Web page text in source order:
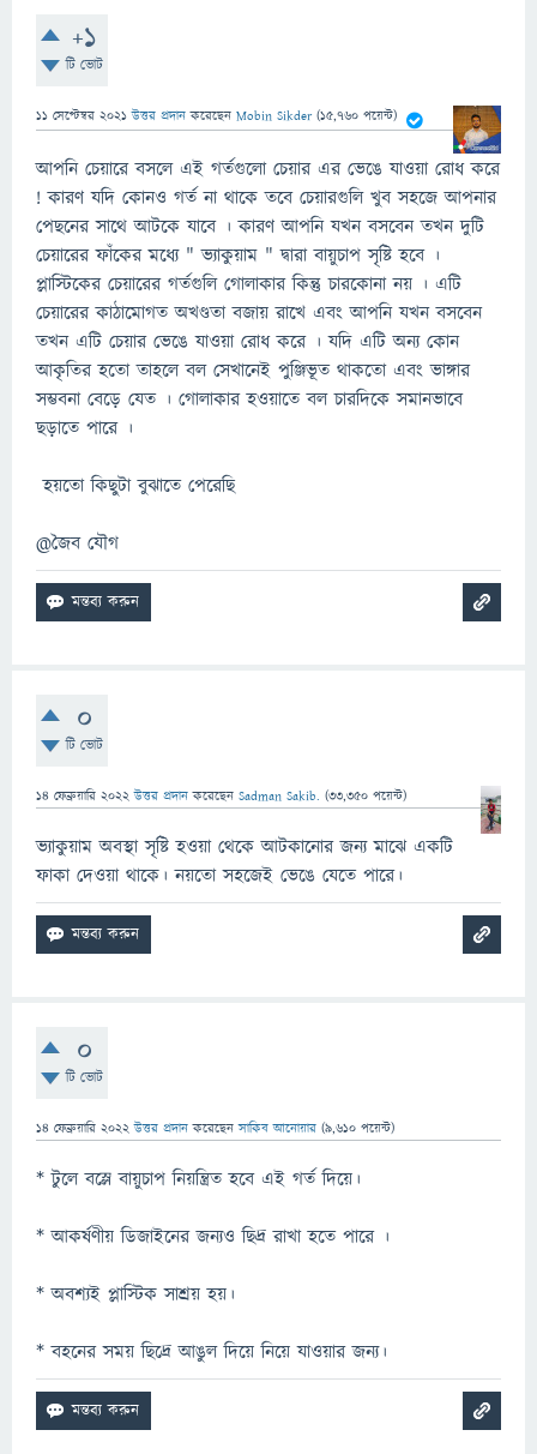
+1
টি ভোট
11 সেপ্টেম্বর 2021 উত্তর প্রদান করেছেন Mobin Sikder (15,760 পয়েন্ট)
আপনি চেয়ারে বসলে এই গর্তগুলাে চেয়ার এর ভেঙে যাওয়া রােধ করে
! কারণ যদি কোনও গর্ত না থাকে তবে চেয়ারগুলি খুব সহজে আপনার
পেছনের সাথে আটকে যাবে । কারণ আপনি যখন বসবেন তখন দুটি
চেয়ারের ফাঁকের মধ্যে " ভ্যাকুয়াম " দ্বারা বায়ুচাপ সৃষ্টি হবে ।
প্লাস্টিকের চেয়ারের গর্তগুলি গােলাকার কিন্তু চারকোনা নয় । এটি
চেয়ারের কাঠামােগত অখণ্ডতা বজায় রাখে এবং আপনি যখন বসবেন
তখন এটি চেয়ার ভেঙে যাওয়া রােধ করে । যদি এটি অন্য কোন
আকৃতির হতাে তাহলে বল সেখানেই পুঞ্জিভূত থাকতাে এবং ভাঙ্গার
সম্ভবনা বেড়ে যেত । গােলাকার হওয়াতে বল চারদিকে সমানভাবে
ছড়াতে পারে ।
হয়তো কিছুটা বুঝাতে পেরেছি
@জৈব যৌগ
0
টি ভোট
14 ফেব্রুয়ারি 2022 উত্তর প্রদান করেছেন Sadman Sakib. (33,350 পয়েন্ট)
ভ্যাকুয়াম অবস্থা সৃষ্টি হওয়া থেকে আটকানোর জন্য মাঝে একটি
ফাকা দেওয়া থাকে। নয়তো সহজেই ভেঙে যেতে পারে।
0
টি ভোট
14 ফেব্রুয়ারি 2022 উত্তর প্রদান করেছেনসাকিব আনোয়ার (9,610 পয়েন্ট)
* টুলে বস্লে বায়ুচাপ নিয়ন্ত্রিত হবে এই গর্ত দিয়ে।
* আকর্ষণীয় ডিজাইনের জন্যও ছিদ্র রাখা হতে পারে ।
* অবশ্যই প্লাস্টিক সাশ্রয় হয়।
* বহনের সময় ছিদ্রে আঙুল দিয়ে নিয়ে যাওয়ার জন্য।